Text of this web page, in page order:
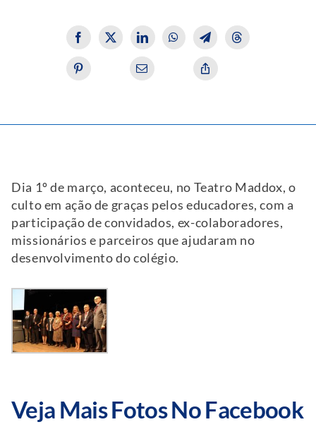
Dia 1º de março, aconteceu, no Teatro Maddox, o
culto em ação de graças pelos educadores, com a
participação de convidados, ex-colaboradores,
missionários e parceiros que ajudaram no
desenvolvimento do colégio.
Veja Mais Fotos No Facebook